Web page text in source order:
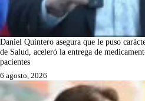
Daniel Quintero asegura que le puso
de Salud, aceleró la entrega de
pacientes
6 agosto, 2026